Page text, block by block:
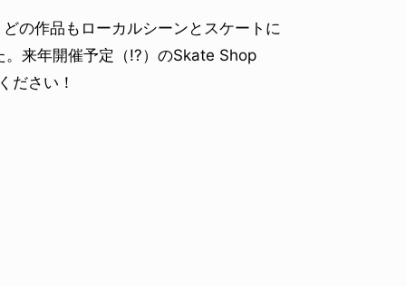
の作品もローカルシーンとスケートに
来年開催予定（!?）のSkate Shop
ださい！